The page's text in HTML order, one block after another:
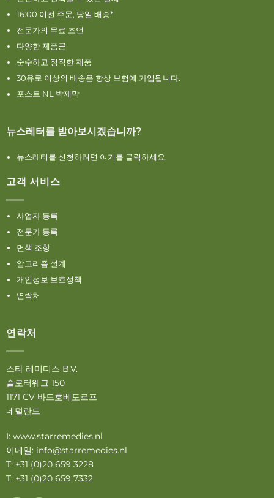
16:00 이전 주문, 당일 배송*
전문가의 무료 조언
다양한 제품군
순수하고 정직한 제품
30유로 이상의 배송은 항상 보험에 가입됩니다.
포스트 NL 박제막
뉴스레터를 받아보시겠습니까?
뉴스레터를 신청하려면 여기를 클릭하세요.
고객 서비스
사업자 등록
전문가 등록
면책 조항
알고리즘 설계
개인정보 보호정책
연락처
연락처
스타 레미디스 B.V.
슬로터웨그 150
1171 CV 바드호베도르프
네덜란드
I: www.starremedies.nl
이메일: info@starremedies.nl
T: +31 (0)20 659 3228
T: +31 (0)20 659 7332